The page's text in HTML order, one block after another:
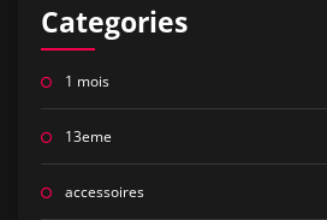
Categories
1 mois
13eme
accessoires